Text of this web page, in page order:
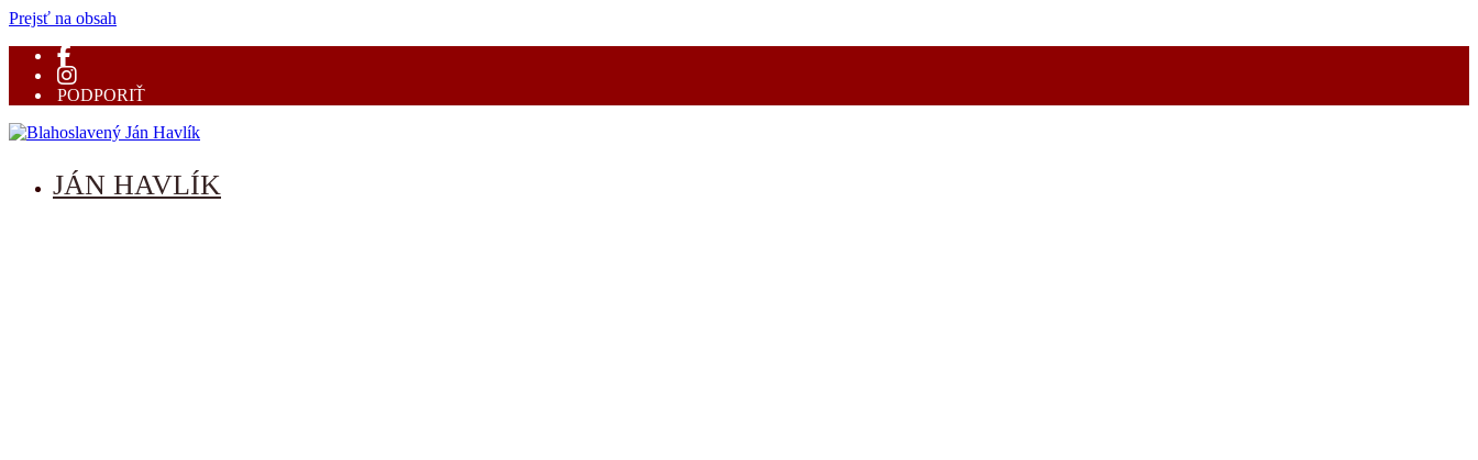
Prejsť na obsah
PODPORIŤ
Blahoslavený Ján Havlík
mučeník vernosti
JÁN HAVLÍK